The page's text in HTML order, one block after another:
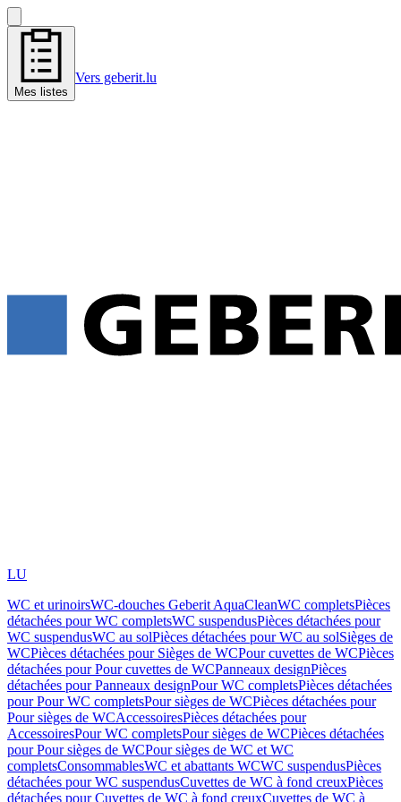
Mes listes
Vers geberit.lu
LU
WC et urinoirsWC-douches Geberit AquaCleanWC completsPièces
détachées pour WC completsWC suspendusPièces détachées pour
WC suspendusWC au solPièces détachées pour WC au solSièges de
WCPièces détachées pour Sièges de WCPour cuvettes de WCPièces
détachées pour Pour cuvettes de WCPanneaux designPièces
détachées pour Panneaux designPour WC completsPièces détachées
pour Pour WC completsPour sièges de WCPièces détachées pour
Pour sièges de WCAccessoiresPièces détachées pour
AccessoiresPour WC completsPour sièges de WCPièces détachées
pour Pour sièges de WCPour sièges de WC et WC
completsConsommablesWC et abattants WCWC suspendusPièces
détachées pour WC suspendusCuvettes de WC à fond creuxPièces
détachées pour Cuvettes de WC à fond creuxCuvettes de WC à